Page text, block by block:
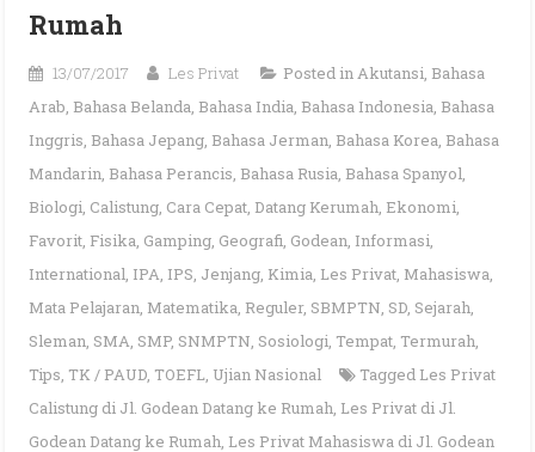
Rumah
13/07/2017 Les Privat Posted inAkutansi, Bahasa
Arab, Bahasa Belanda, Bahasa India, Bahasa Indonesia, Bahasa
Inggris, Bahasa Jepang, Bahasa Jerman, Bahasa Korea, Bahasa
Mandarin, Bahasa Perancis, Bahasa Rusia, Bahasa Spanyol,
Biologi, Calistung, Cara Cepat, Datang Kerumah, Ekonomi,
Favorit, Fisika, Gamping, Geografi, Godean, Informasi,
International, IPA, IPS, Jenjang, Kimia, Les Privat, Mahasiswa,
Mata Pelajaran, Matematika, Reguler, SBMPTN, SD, Sejarah,
Sleman, SMA, SMP, SNMPTN, Sosiologi, Tempat, Termurah,
Tips, TK / PAUD, TOEFL, Ujian Nasional Tagged Les Privat
Calistung di Jl. Godean Datang ke Rumah, Les Privat di Jl.
Godean Datang ke Rumah, Les Privat Mahasiswa di Jl. Godean